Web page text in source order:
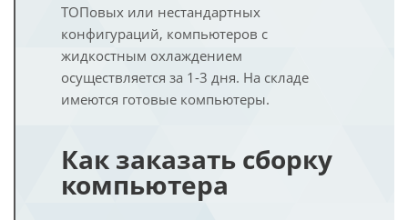
ТОПовых или нестандартных
конфигураций, компьютеров с
жидкостным охлаждением
осуществляется за 1-3 дня. На складе
имеются готовые компьютеры.
Как заказать сборку
компьютера